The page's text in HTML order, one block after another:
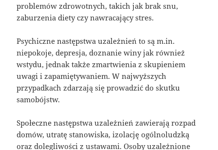
problemów zdrowotnych, takich jak brak snu,
zaburzenia diety czy nawracający stres.
Psychiczne następstwa uzależnień to są m.in.
niepokoje, depresja, doznanie winy jak również
wstydu, jednak także zmartwienia z skupieniem
uwagi i zapamiętywaniem. W najwyższych
przypadkach zdarzają się prowadzić do skutku
samobójstw.
Społeczne następstwa uzależnień zawierają rozpad
domów, utratę stanowiska, izolację ogólnoludzką
oraz dolegliwości z ustawami. Osoby uzależnione